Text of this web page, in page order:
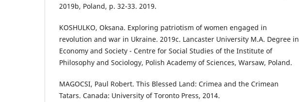
2019b, Poland, p. 32-33. 2019.
KOSHULKO, Oksana. Exploring patriotism of women engaged in
revolution and war in Ukraine. 2019c. Lancaster University M.A. Degree in
Economy and Society - Centre for Social Studies of the Institute of
Philosophy and Sociology, Polish Academy of Sciences, Warsaw, Poland.
MAGOCSI, Paul Robert. This Blessed Land: Crimea and the Crimean
Tatars. Canada: University of Toronto Press, 2014.